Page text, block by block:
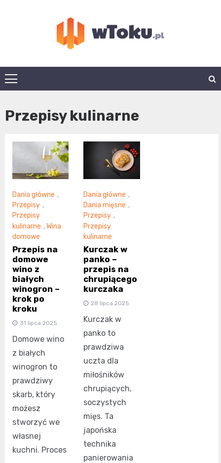
wtoku.pl
Przepisy kulinarne
Dania główne ,
Przepisy ,
Przepisy
kulinarne ,Wina
domowe
Przepis na
domowe
wino z
białych
winogron –
krok po
kroku
31 lipca 2025
Domowe wino
z białych
winogron to
prawdziwy
skarb, który
możesz
stworzyć we
własnej
kuchni. Proces
Dania główne ,
Dania mięsne ,
Przepisy ,
Przepisy
kulinarne
Kurczak w
panko –
przepis na
chrupiącego
kurczaka
28 lipca 2025
Kurczak w
panko to
prawdziwa
uczta dla
miłośników
chrupiących,
soczystych
mięs. Ta
japońska
technika
panierowania